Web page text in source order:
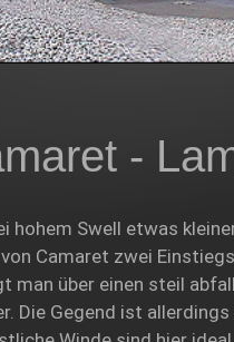
-
hohem Swell etwas
Camaret zwei
man über einen steil
Die Gegend ist